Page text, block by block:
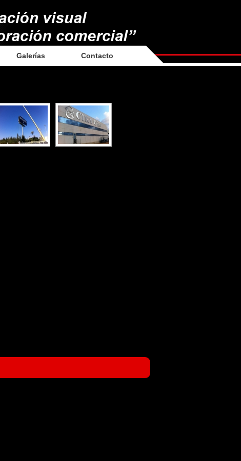
Galerías Contacto